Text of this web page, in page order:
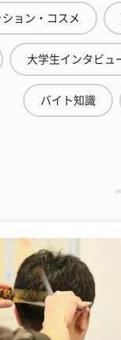
ション・コスメ
大学生インタビュ
バイト知識